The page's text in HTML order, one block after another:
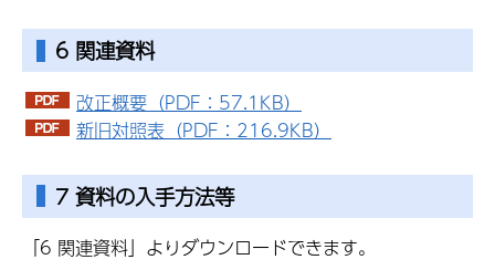
6 関連資料
改正概要（PDF：57.1KB）
新旧対照表（PDF：216.9KB）
7 資料の入手方法等
「6 関連資料」よりダウンロードできます。